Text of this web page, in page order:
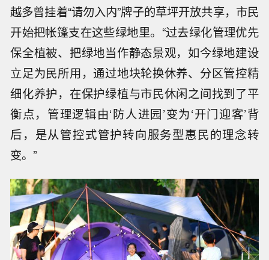
越多曾挂着“请勿入内”牌子的草坪开放共享，市民
开始把帐篷支在这些绿地里。“过去绿化管理优先
保全植被、把绿地当作静态景观，如今绿地建设
立足为民所用，通过地块轮换休养、分区管控精
细化养护，在保护绿植与市民休闲之间找到了平
衡点，管理逻辑由‘防人进园’变为‘开门迎客’背
后，是从管控式管护转向服务型惠民的理念转
变。”